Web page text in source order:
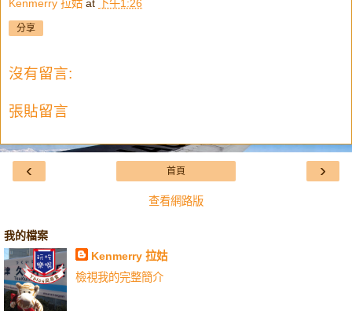
Kenmerry 拉姑 at 下午1:26
分享
沒有留言:
張貼留言
‹ ›
首頁
查看網路版
我的檔案
Kenmerry 拉姑
檢視我的完整簡介